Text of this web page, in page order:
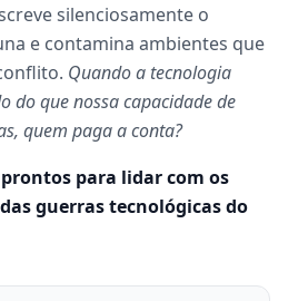
silenciosamente o
e contamina ambientes que
Quando a tecnologia
do que nossa capacidade de
quem paga a conta?
para lidar com os
guerras tecnológicas do